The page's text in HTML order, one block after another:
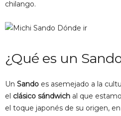
chilango.
¿Qué es un
Un Sando es asemejado a la
el clásico sándwich al que
el toque japonés de su origen, en